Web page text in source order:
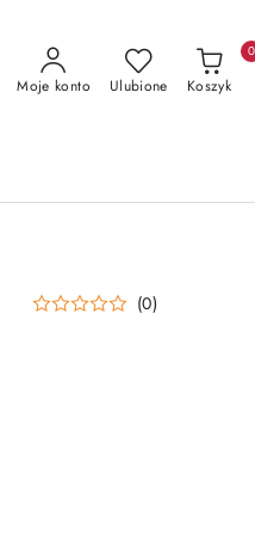
Moje konto Ulubione Koszyk
0
(0)